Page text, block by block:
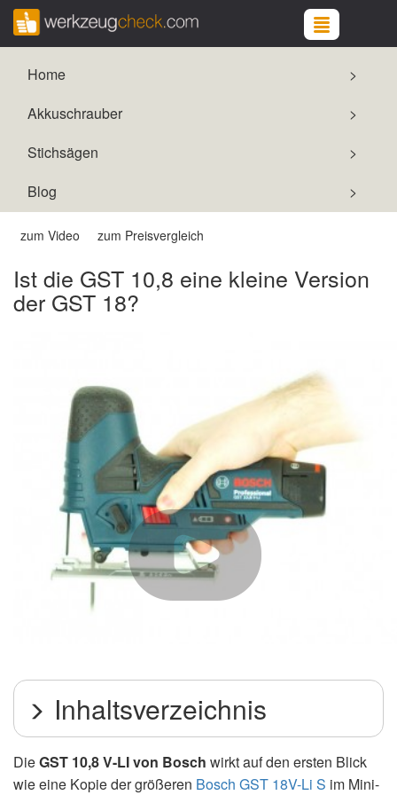
Home
Akkuschrauber
Stichsägen
Blog
zum Video zum Preisvergleich
Ist die GST 10,8 eine kleine Version
der GST 18?
Inhaltsverzeichnis
DieGST 10,8 V-LI von Bosch wirkt auf den ersten Blick
wie eine Kopie der größeren Bosch GST 18V-Li S im Mini-